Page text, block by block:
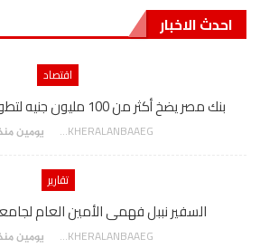
احدث الاخبار
اقتصاد
بنك مصر يضخ أكثر من 100 مليون جنيه لتطوير الخدمات الصحية…
AKHERALANBAAEG يومين
تقارير
السفير نببل فهمى الأمين العام
AKHERALANBAAEG يومين